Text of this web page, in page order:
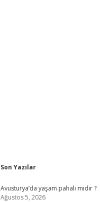
Sidebar
Son Yazılar
Avusturya’da yaşam pahalı mıdır ?
Ağustos 5, 2026
ilbet giriş